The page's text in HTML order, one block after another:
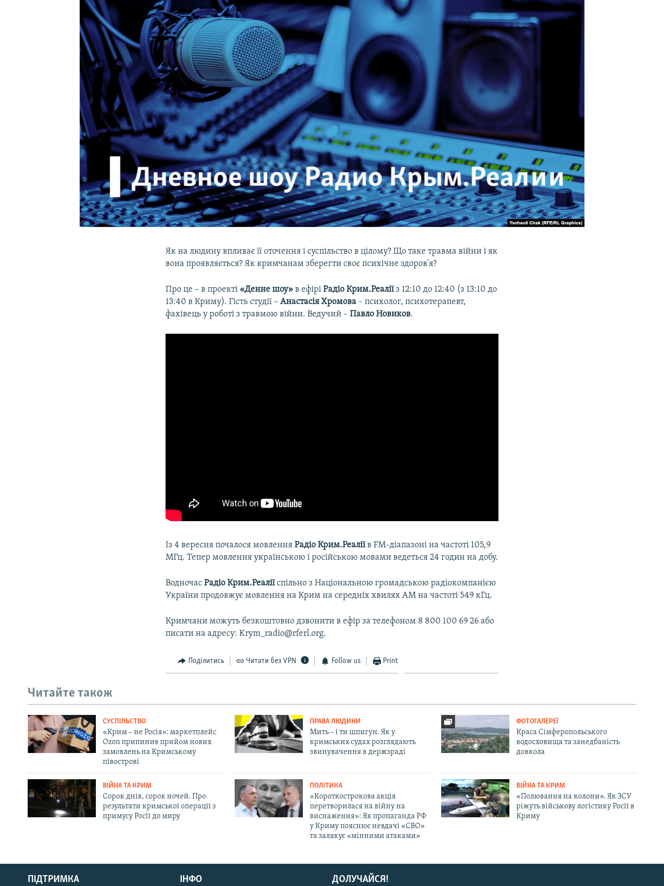
УКРАЇНСЬКА ПРОБЛЕМА КРИМУ
Русский
Qırımtatar
Як на людину впливає її оточення і суспільство в цілому? Що таке травма війни і як
вона проявляється? Як кримчанам зберегти своє психічне здоров'я?
Про це – в проекті «Денне шоу» в ефірі Радіо Крим.Реаліїз 12:10 до 12:40 (з 13:10 до
13:40 в Криму). Гість студії –Анастасія Хромова – психолог, психотерапевт,
фахівець у роботі з травмою війни. Ведучий –Павло Новиков.
Із 4 вересня почалося мовленняРадіо Крим.Реаліїв FM-діапазоні на частоті 105,9
МГц. Тепер мовлення українською і російською мовами ведеться 24 годин на добу.
Водночас Радіо Крим.Реаліїспільно з Національною громадською радіокомпанією
України продовжує мовлення на Крим на середніх хвилях АМ на частоті 549 кГц.
Кримчани можуть безкоштовно дзвонити в ефір за телефоном 8 800 100 69 26 або
писати на адресу: Krym_radio@rferl.org.
Поділитись Читати без VPN Follow us Print
Читайте також
СУСПІЛЬСТВО
«Крим – не Росія»: маркетплейс
Ozon припинив прийом нових
замовлень на Кримському
півострові
ПРАВА ЛЮДИНИ
Мить – і ти шпигун. Як у
кримських судах розглядають
звинувачення в держзраді
ФОТОГАЛЕРЕЇ
Краса Сімферопольського
водосховища та занедбаність
довкола
ВІЙНА ТА КРИМ
Сорок днів, сорок ночей. Про
результати кримської операції з
примусу Росії до миру
ПОЛІТИКА
«Короткострокова акція
перетворилася на війну на
виснаження»: Як пропаганда РФ
у Криму пояснює невдачі «СВО»
та залякує «мінними атаками»
ВІЙНА ТА КРИМ
«Полювання на колони». Як ЗСУ
ріжуть військову логістику Росії в
Криму
ДОЛУЧАЙСЯ!
ПІДТРИМКА ІНФО